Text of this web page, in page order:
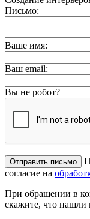
Письмо:
Ваше имя:
Ваш email:
Вы не робот?
согласие на
При обращении в
скажите, что